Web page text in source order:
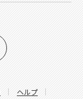
ヘルプ